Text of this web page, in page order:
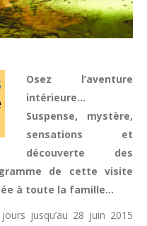
Osez l’aventure
intérieure…
Suspense, mystère,
sensations et
découverte des
de cette visite
à toute la famille…
jusqu’au 28 juin 2015